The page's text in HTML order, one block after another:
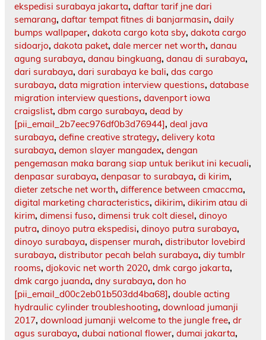
ekspedisi surabaya jakarta, daftar tarif jne dari
semarang, daftar tempat fitnes di banjarmasin, daily
bumps wallpaper, dakota cargo kota sby, dakota cargo
sidoarjo, dakota paket, dale mercer net worth, danau
agung surabaya, danau bingkuang, danau di surabaya,
dari surabaya, dari surabaya ke bali, das cargo
surabaya, data migration interview questions, database
migration interview questions, davenport iowa
craigslist, dbm cargo surabaya, dead by
[pii_email_2b7eec976df0b3d76944], deal java
surabaya, define creative strategy, delivery kota
surabaya, demon slayer mangadex, dengan
pengemasan maka barang siap untuk berikut ini kecuali,
denpasar surabaya, denpasar to surabaya, di kirim,
dieter zetsche net worth, difference between cmaccma,
digital marketing characteristics, dikirim, dikirim atau di
kirim, dimensi fuso, dimensi truk colt diesel, dinoyo
putra, dinoyo putra ekspedisi, dinoyo putra surabaya,
dinoyo surabaya, dispenser murah, distributor lovebird
surabaya, distributor pecah belah surabaya, diy tumblr
rooms, djokovic net worth 2020, dmk cargo jakarta,
dmk cargo juanda, dny surabaya, don ho
[pii_email_d00c2eb01b503dd4ba68], double acting
hydraulic cylinder troubleshooting, download jumanji
2017, download jumanji welcome to the jungle free, dr
agus surabaya, dubai national flower, dumai jakarta,